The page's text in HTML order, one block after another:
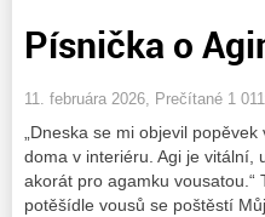
Písnička o
11. februára 2026, Prečítané 1
„Dneska se mi objevil
doma v interiéru. Agi je vitální,
akorát pro agamku vousatou.“
potěšídle vousů se poštěstí